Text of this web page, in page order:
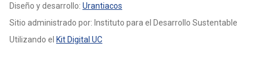
Diseño y desarrollo: Urantiacos
Sitio administrado por: Instituto para el Desarrollo Sustentable
Utilizando el Kit Digital UC